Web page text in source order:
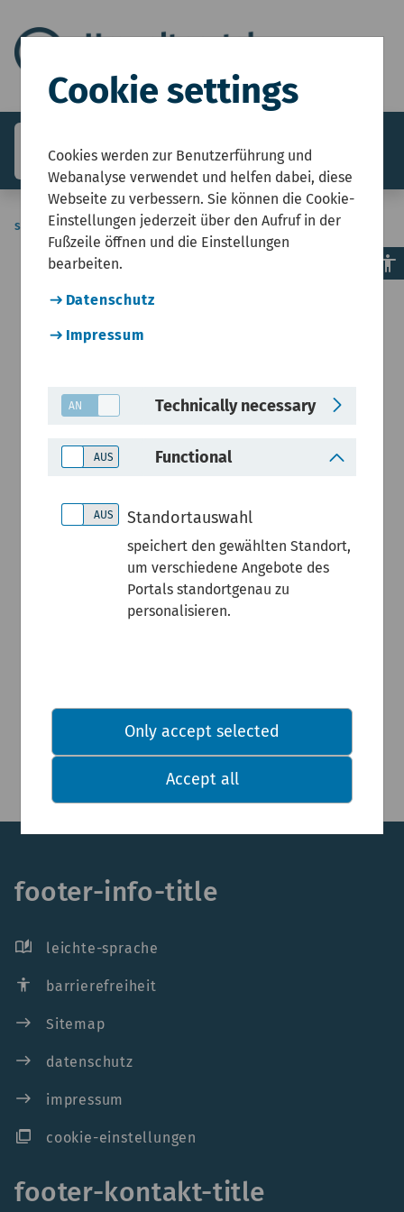
search menuMenü
sie-sind-hier Start Open Data
Cookie settings
Cookies werden zur Benutzerführung und
Webanalyse verwendet und helfen dabei, diese
Webseite zu verbessern. Sie können die Cookie-
Einstellungen jederzeit über den Aufruf in der
Fußzeile öffnen und die Einstellungen
bearbeiten.
Datenschutz
Impressum
Technically necessary
Functional
Standortauswahl
speichert den gewählten Standort,
um verschiedene Angebote des
Portals standortgenau zu
personalisieren.
Only accept selected
Accept all
footer-info-title
auto_stories leichte-sprache
accessibility barrierefreiheit
east Sitemap
east datenschutz
east impressum
ad_group cookie-einstellungen
footer-kontakt-title
accessibility